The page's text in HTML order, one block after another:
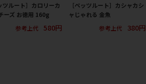
ツルート］カロリーカ
ーズ お徳用 160g
参考上代
580円
［ペッツルート］カシャカシ
ャじゃれる 金魚
参考上代
380円